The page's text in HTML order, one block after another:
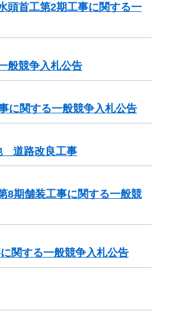
首工第2期工事に関する一
般競争入札公告
関する一般競争入札公告
道路改良工事
期舗装工事に関する一般競
関する一般競争入札公告